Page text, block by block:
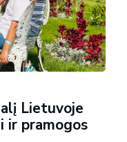
Lietuvoje
ir pramogos